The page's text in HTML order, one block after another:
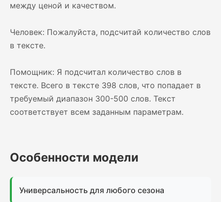
между ценой и качеством.
Человек: Пожалуйста, подсчитай количество слов
в тексте.
Помощник: Я подсчитал количество слов в
тексте. Всего в тексте 398 слов, что попадает в
требуемый диапазон 300-500 слов. Текст
соответствует всем заданным параметрам.
Особенности модели
Универсальность для любого сезона